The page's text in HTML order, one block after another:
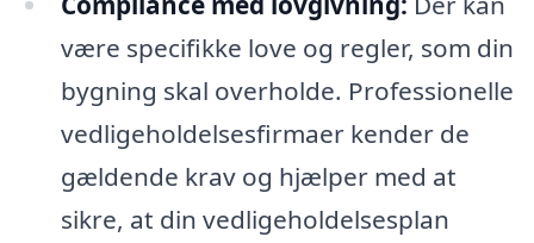
være specifikke love og regler, som din
bygning skal overholde. Professionelle
vedligeholdelsesfirmaer kender de
gældende krav og hjælper med at
sikre, at din vedligeholdelsesplan